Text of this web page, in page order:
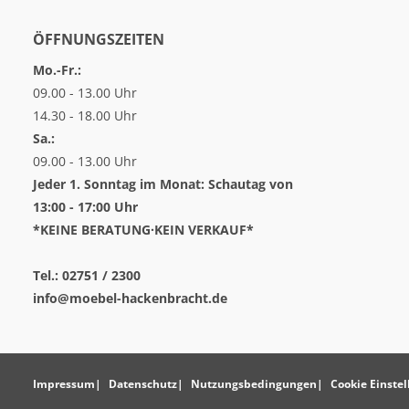
ÖFFNUNGSZEITEN
Mo.-Fr.:
09.00 - 13.00 Uhr
14.30 - 18.00 Uhr
Sa.:
09.00 - 13.00 Uhr
Jeder 1. Sonntag im Monat: Schautag von
13:00 - 17:00 Uhr
*KEINE BERATUNG·KEIN VERKAUF*
Tel.: 02751 / 2300
info@moebel-hackenbracht.de
Impressum Datenschutz Nutzungsbedingungen Cookie